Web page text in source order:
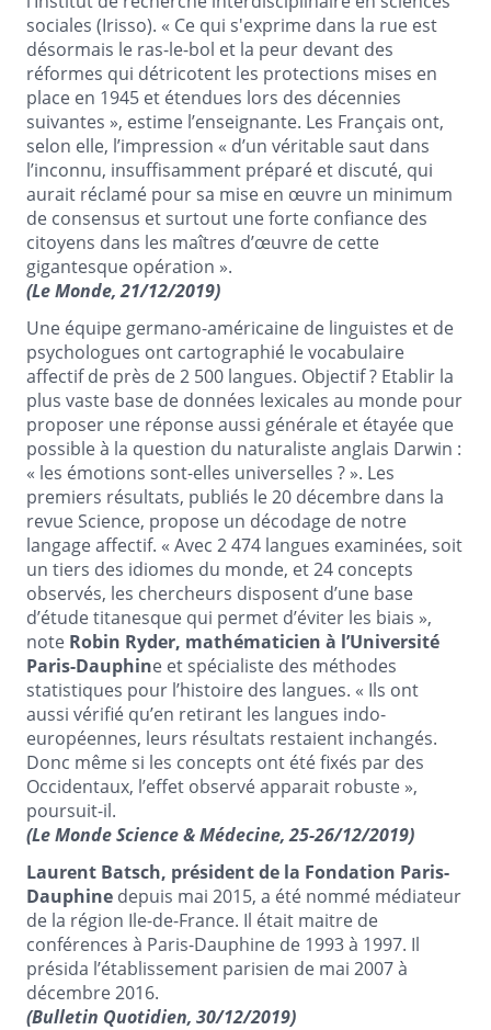
sociales (Irisso). « Ce qui s'exprime dans la rue est
désormais le ras-le-bol et la peur devant des
réformes qui détricotent les protections mises en
place en 1945 et étendues lors des décennies
suivantes », estime l’enseignante. Les Français ont,
selon elle, l’impression « d’un véritable saut dans
l’inconnu, insuffisamment préparé et discuté, qui
aurait réclamé pour sa mise en œuvre un minimum
de consensus et surtout une forte confiance des
citoyens dans les maîtres d’œuvre de cette
gigantesque opération ».
(Le Monde, 21/12/2019)
Une équipe germano-américaine de linguistes et de
psychologues ont cartographié le vocabulaire
affectif de près de 2 500 langues. Objectif ? Etablir la
plus vaste base de données lexicales au monde pour
proposer une réponse aussi générale et étayée que
possible à la question du naturaliste anglais Darwin :
« les émotions sont-elles universelles ? ». Les
premiers résultats, publiés le 20 décembre dans la
revue Science, propose un décodage de notre
langage affectif. « Avec 2 474 langues examinées, soit
un tiers des idiomes du monde, et 24 concepts
observés, les chercheurs disposent d’une base
d’étude titanesque qui permet d’éviter les biais »,
note Robin Ryder, mathématicien à l’Université
Paris-Dauphine et spécialiste des méthodes
statistiques pour l’histoire des langues. « Ils ont
aussi vérifié qu’en retirant les langues indo-
européennes, leurs résultats restaient inchangés.
Donc même si les concepts ont été fixés par des
Occidentaux, l’effet observé apparait robuste »,
poursuit-il.
(Le Monde Science & Médecine, 25-26/12/2019)
Laurent Batsch, président de la Fondation Paris-
Dauphine depuis mai 2015, a été nommé médiateur
de la région Ile-de-France. Il était maitre de
conférences à Paris-Dauphine de 1993 à 1997. Il
présida l’établissement parisien de mai 2007 à
décembre 2016.
(Bulletin Quotidien, 30/12/2019)